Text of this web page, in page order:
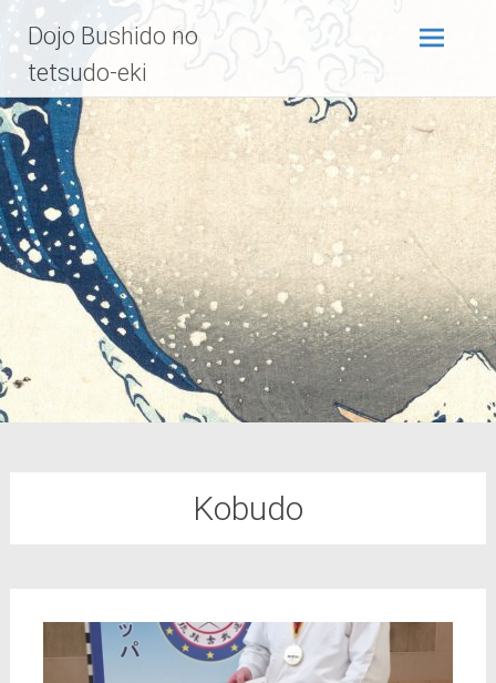
Inhalt
springen
Dojo Bushido no
tetsudo-eki
Kobudo